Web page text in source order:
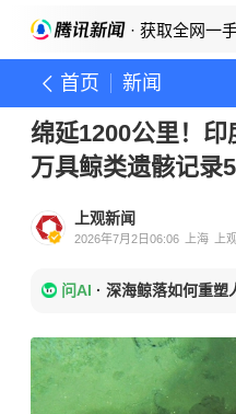
· 获取全网一
首页 新闻
绵延1200公里！
万具鲸类遗骸记录
上观新闻
2026年7月2日06:06 上海 上
问AI · 深海鲸落如何重塑